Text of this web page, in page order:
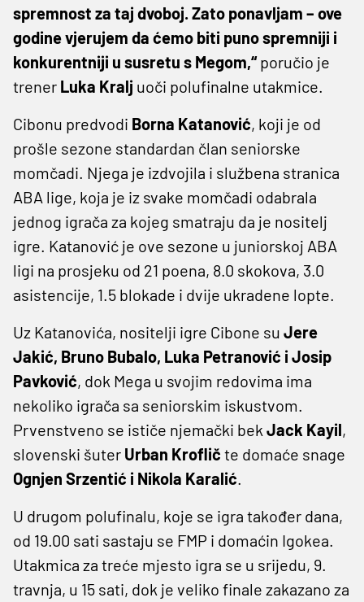
spremnost za taj dvoboj. Zato ponavljam – ove
godine vjerujem da ćemo biti puno spremniji i
konkurentniji u susretu s Megom,“poručio je
trener Luka Kralj uoči polufinalne utakmice.
Cibonu predvodi Borna Katanović, koji je od
prošle sezone standardan član seniorske
momčadi. Njega je izdvojila i službena stranica
ABA lige, koja je iz svake momčadi odabrala
jednog igrača za kojeg smatraju da je nositelj
igre. Katanović je ove sezone u juniorskoj ABA
ligi na prosjeku od 21 poena, 8.0 skokova, 3.0
asistencije, 1.5 blokade i dvije ukradene lopte.
Uz Katanovića, nositelji igre Cibone su Jere
Jakić, Bruno Bubalo, Luka Petranović i Josip
Pavković, dok Mega u svojim redovima ima
nekoliko igrača sa seniorskim iskustvom.
Prvenstveno se ističe njemački bek Jack Kayil,
slovenski šuter Urban Kroflič te domaće snage
Ognjen Srzentić i Nikola Karalić.
U drugom polufinalu, koje se igra također dana,
od 19.00 sati sastaju se FMP i domaćin Igokea.
Utakmica za treće mjesto igra se u srijedu, 9.
travnja, u 15 sati, dok je veliko finale zakazano za